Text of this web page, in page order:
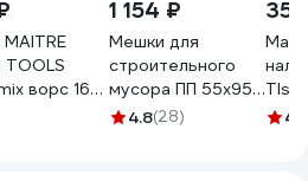
TOOLS
ворс 16
1 154 ₽
Мешки для
строительного
мусора ПП 55x95
см, зеленые, 100
4.8(28)
Tls-
204.8